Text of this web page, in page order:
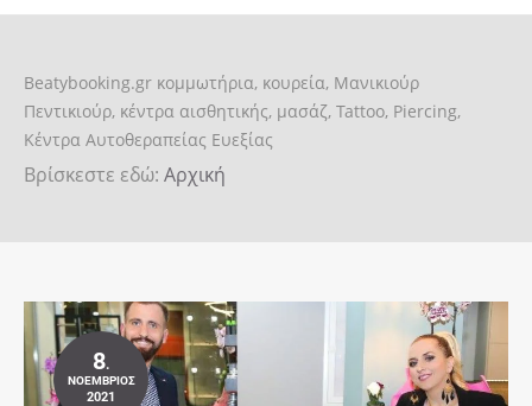
Beatybooking.gr κομμωτήρια, κουρεία, Μανικιούρ
Πεντικιούρ, κέντρα αισθητικής, μασάζ, Tattoo, Piercing,
Κέντρα Αυτοθεραπείας Ευεξίας
Βρίσκεστε εδώ: Αρχική
8.
ΝΟΈΜΒΡΙΟΣ
2021